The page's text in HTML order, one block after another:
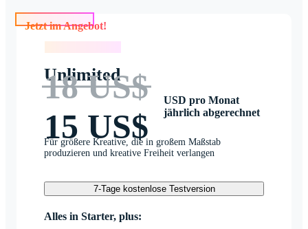
Jetzt im Angebot!
Unlimited
18 US$
15 US$
USD pro Monat
jährlich abgerechnet
Für größere Kreative, die in großem Maßstab
produzieren und kreative Freiheit verlangen
7-Tage kostenlose Testversion
Alles in Starter, plus: